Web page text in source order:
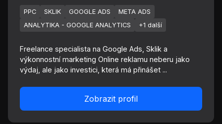
PPC SKLIK GOOGLE ADS
META ADS
ANALYTIKA - GOOGLE ANALYTICS
+1 další
Freelance specialista na Google Ads, Sklik a
výkonnostní marketing Online reklamu neberu jako
výdaj, ale jako investici, která má přinášet ...
Zobrazit profil